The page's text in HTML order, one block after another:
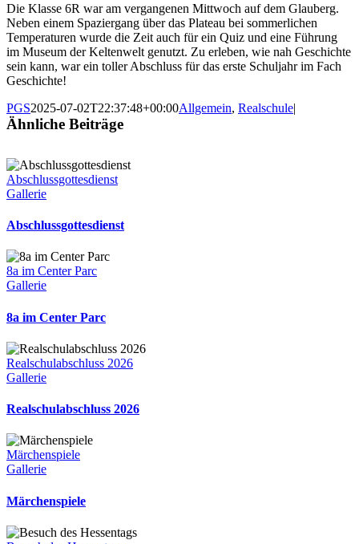
Die Klasse 6R war am vergangenen Mittwoch auf dem Glauberg.
Neben einem Spaziergang über das Plateau bei sommerlichen
Temperaturen wurde die Zeit auch für ein Quiz und eine Führung
im Museum der Keltenwelt genutzt. Zu erleben, wie nah Geschichte
sein kann, war ein toller Abschluss für das erste Schuljahr im Fach
Geschichte!
PGS2025-07-02T22:37:48+00:00Allgemein, Realschule|
Ähnliche Beiträge
Abschlussgottesdienst
Gallerie
Abschlussgottesdienst
8a im Center Parc
Gallerie
8a im Center Parc
Realschulabschluss 2026
Gallerie
Realschulabschluss 2026
Märchenspiele
Gallerie
Märchenspiele